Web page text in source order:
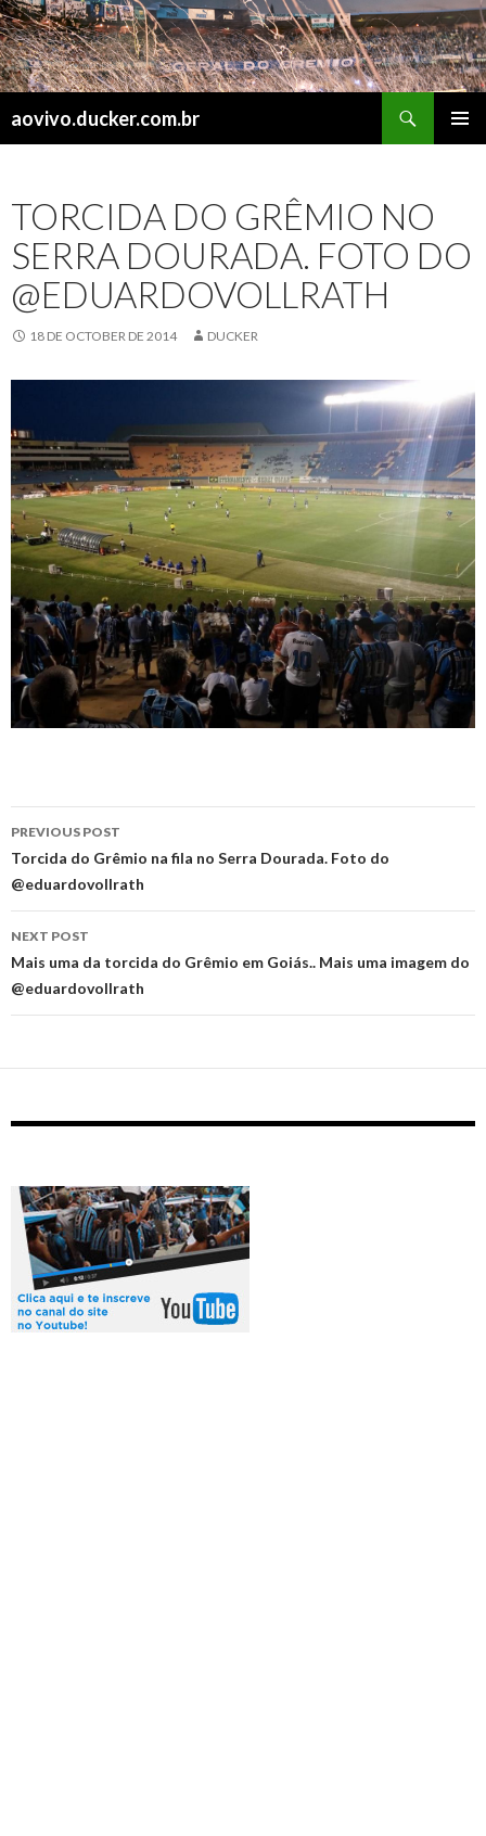
aovivo.ducker.com.br
TORCIDA DO GRÊMIO NO
SERRA DOURADA. FOTO DO
@EDUARDOVOLLRATH
18 DE OCTOBER DE 2014 DUCKER
Post
navigation
PREVIOUS POST
Torcida do Grêmio na fila no Serra Dourada. Foto do
@eduardovollrath
NEXT POST
Mais uma da torcida do Grêmio em Goiás.. Mais uma imagem do
@eduardovollrath